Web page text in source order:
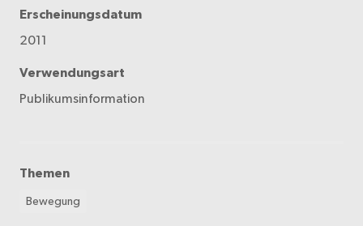
Erscheinungsdatum
2011
Verwendungsart
Publikumsinformation
Themen
Bewegung